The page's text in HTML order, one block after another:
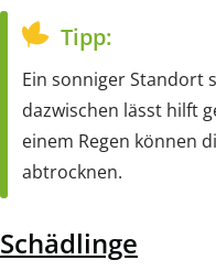
Tipp:
Ein sonniger Standort
dazwischen lässt hilft
einem Regen können
abtrocknen.
Schädlinge